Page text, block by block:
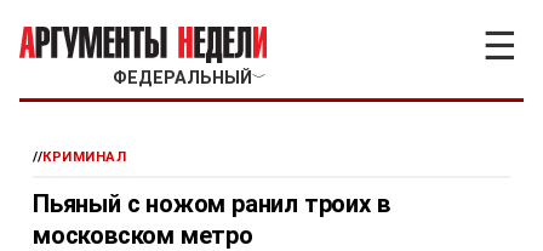
ФЕДЕРАЛЬНЫЙ ﹀
☰
//КРИМИНАЛ
Пьяный с ножом ранил троих в
московском метро